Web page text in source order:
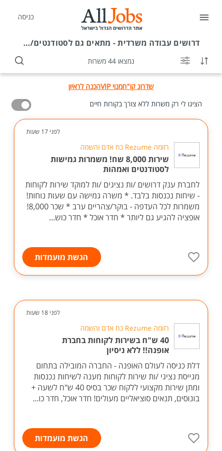
כניסה
דרושים עבודה משרדית - מתאים גם לסטודנטים/ות בקרית אונו
נמצאו 44 משרות
שדרוג קו"חמנוי VIP
הכנה לראיון
הציגו לי רק משרות ללא צורך בקורות חיים
לפני 17 שעות
רזומה Rezume כח אדם והשמה
שירות 8,000 שח! משמרות גמישות
לסטודנטים ואמהות
לחברת ענק דרושים /ות נציגים /ות למוקד שירות לקוחות
- שיחות נכנסות בלבד. * משרה גמישה עם שעות נוחות!
משמרות לכל העדפה - בוקר/צהריים ערב * שכר 8,000!
אופציה להגיע גם ליותר * חדר אוכל * חדר כוש...
הגשת מועמדות
לפני 18 שעות
רזומה Rezume כח אדם והשמה
40 ש"ח בשירות לקוחות בחברת
אופנה!! ללא ניסיון
דלת כניסה לעולם האופנה - החברה המובילה בתחום
מגייסת נציגי /ות שירות לקוחות מענה לשיחות נכנסות
ומתן שירות מקצועי ללקוח שכר בסיס 40 ש"ח לשעה +
בונוסים, תנאים סוציאליים מעולים! חדר אוכל, חדר כו...
הגשת מועמדות